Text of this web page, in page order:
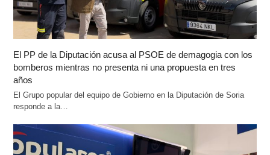
El PP de la Diputación acusa al PSOE de demagogia con los
bomberos mientras no presenta ni una propuesta en tres
años
El Grupo popular del equipo de Gobierno en la Diputación de Soria
responde a la…